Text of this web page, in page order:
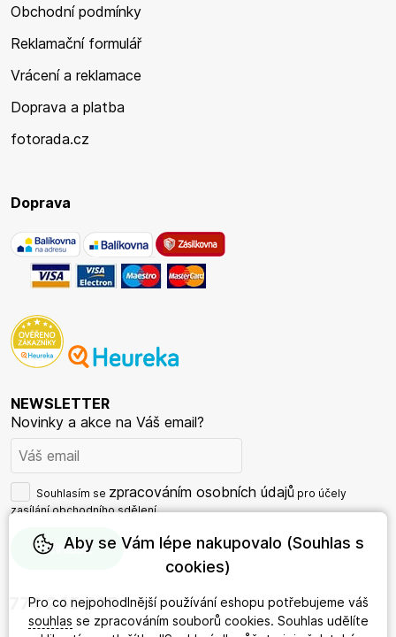
Obchodní podmínky
Reklamační formulář
Vrácení a reklamace
Doprava a platba
fotorada.cz
Doprava
NEWSLETTER
Novinky a akce na Váš email?
Souhlasím se zpracováním osobních údajů pro účely
zasílání obchodního sdělení.
774 245 625
Aby se Vám lépe nakupovalo (Souhlas s
cookies)
Pro co nejpohodlnější používání eshopu potřebujeme váš
souhlas se zpracováním souborů cookies. Souhlas udělíte